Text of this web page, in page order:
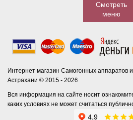
Смотреть
меню
Интернет магазин Самогонных аппаратов
Астрахани © 2015 - 2026
Вся информация на сайте носит
каких условиях не может считаться